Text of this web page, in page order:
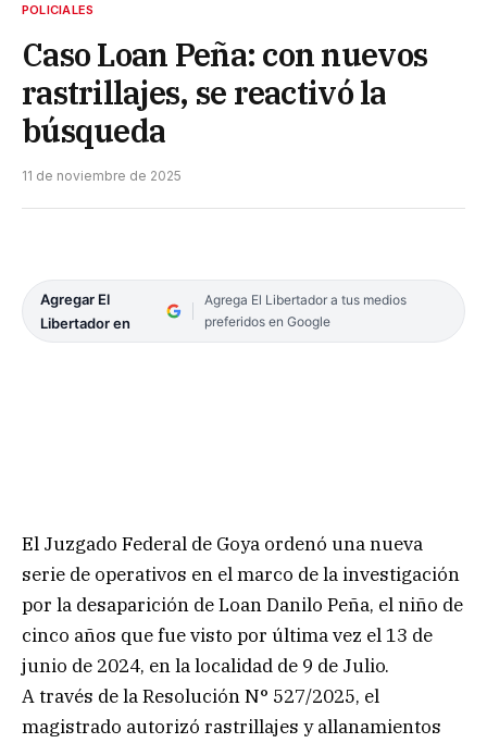
POLICIALES
Caso Loan Peña: con nuevos
rastrillajes, se reactivó la
búsqueda
11 de noviembre de 2025
Agregar El
Libertador en
Agrega El Libertador a tus medios
preferidos en Google
El Juzgado Federal de Goya ordenó una nueva
serie de operativos en el marco de la investigación
por la desaparición de Loan Danilo Peña, el niño de
cinco años que fue visto por última vez el 13 de
junio de 2024, en la localidad de 9 de Julio.
A través de la Resolución N° 527/2025, el
magistrado autorizó rastrillajes y allanamientos